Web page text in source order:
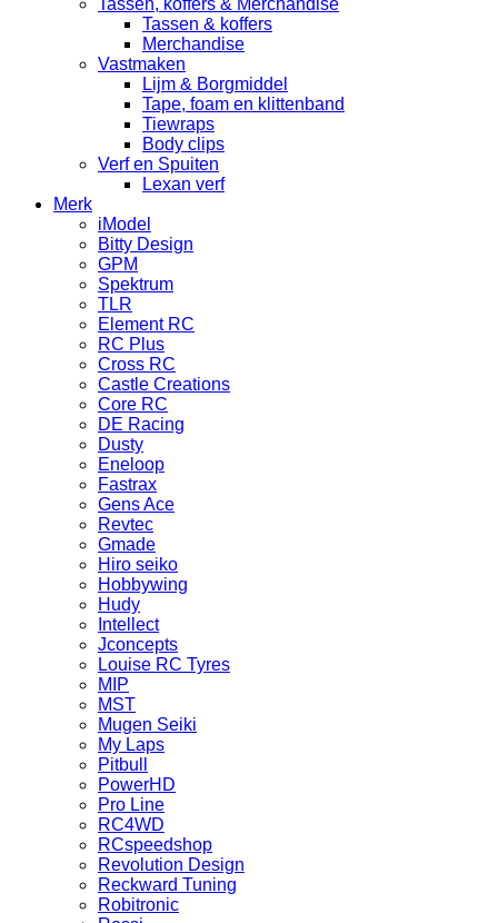
Tassen, koffers & Merchandise
Tassen & koffers
Merchandise
Vastmaken
Lijm & Borgmiddel
Tape, foam en klittenband
Tiewraps
Body clips
Verf en Spuiten
Lexan verf
Merk
iModel
Bitty Design
GPM
Spektrum
TLR
Element RC
RC Plus
Cross RC
Castle Creations
Core RC
DE Racing
Dusty
Eneloop
Fastrax
Gens Ace
Revtec
Gmade
Hiro seiko
Hobbywing
Hudy
Intellect
Jconcepts
Louise RC Tyres
MIP
MST
Mugen Seiki
My Laps
Pitbull
PowerHD
Pro Line
RC4WD
RCspeedshop
Revolution Design
Reckward Tuning
Robitronic